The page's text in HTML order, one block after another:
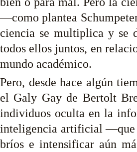
—como plantea
ciencia se multiplica y se
todos ellos juntos, en
mundo académico.
Pero, desde hace algún
el Galy Gay de Bertolt
individuos oculta en la
inteligencia artificial —que
bríos e intensificar aún